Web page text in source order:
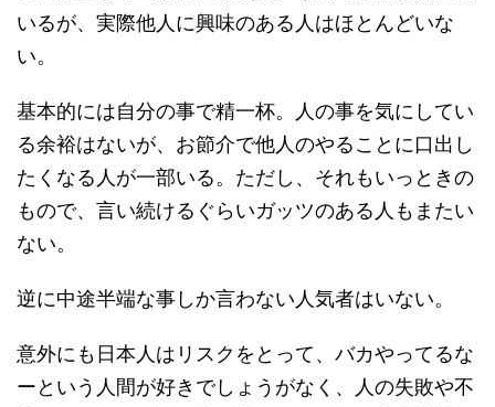
いるが、実際他人に興味のある人はほとんどいな
い。
基本的には自分の事で精一杯。人の事を気にしてい
る余裕はないが、お節介で他人のやることに口出し
たくなる人が一部いる。ただし、それもいっときの
もので、言い続けるぐらいガッツのある人もまたい
ない。
逆に中途半端な事しか言わない人気者はいない。
意外にも日本人はリスクをとって、バカやってるな
ーという人間が好きでしょうがなく、人の失敗や不